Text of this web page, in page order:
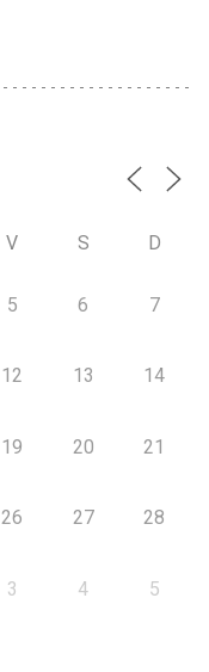
V S D
5 6 7
12 13 14
19 20 21
26 27 28
3 4 5